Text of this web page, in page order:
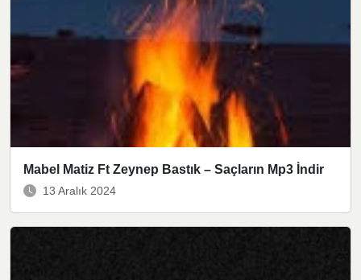
Mabel Matiz Ft Zeynep Bastık – Saçların Mp3 İndir
13 Aralık 2024